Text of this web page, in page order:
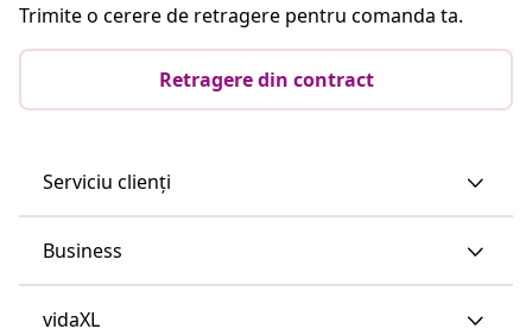
Trimite o cerere de retragere pentru comanda ta.
Retragere din contract
Serviciu clienți
Business
vidaXL